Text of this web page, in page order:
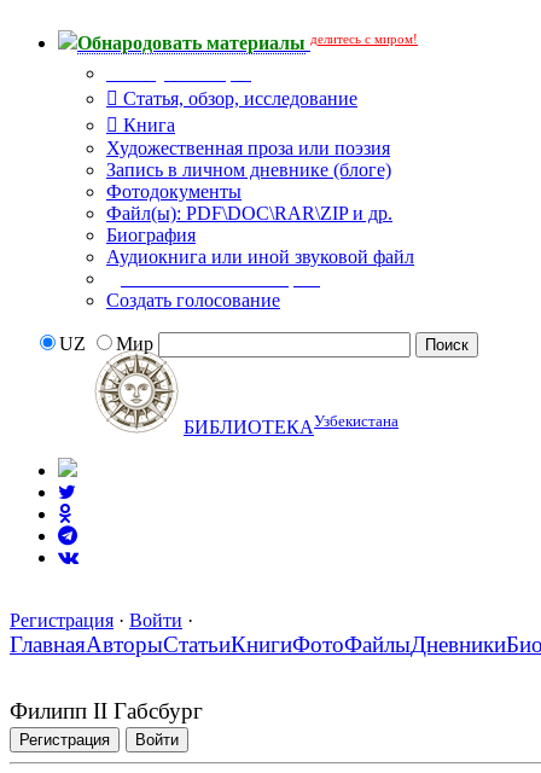
Обнародовать материалы делитесь с миром!
Статья, обзор, исследование
Книга
Художественная проза или поэзия
Запись в личном дневнике (блоге)
Фотодокументы
Файл(ы): PDF\DOC\RAR\ZIP и др.
Биография
Аудиокнига или иной звуковой файл
Создать голосование
UZ Мир
БИБЛИОТЕКАУзбекистана
Регистрация · Войти ·
ГлавнаяАвторыСтатьиКнигиФотоФайлыДневники
Филипп II Габсбург
Регистрация Войти